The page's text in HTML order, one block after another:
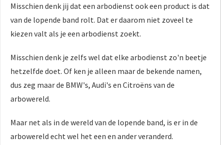
Misschien denk jij dat een arbodienst ook een product is dat
van de lopende band rolt. Dat er daarom niet zoveel te
kiezen valt als je een arbodienst zoekt.
Misschien denk je zelfs wel dat elke arbodienst zo'n beetje
hetzelfde doet. Of ken je alleen maar de bekende namen,
dus zeg maar de BMW's, Audi's en Citroëns van de
arbowereld.
Maar net als in de wereld van de lopende band, is er in de
arbowereld echt wel het een en ander veranderd.